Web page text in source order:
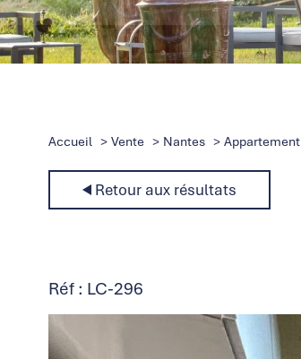
Accueil Vente Nantes Appartement
Retour aux résultats
Réf : LC-296